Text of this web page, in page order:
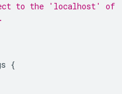
to the 'localhost' of
{